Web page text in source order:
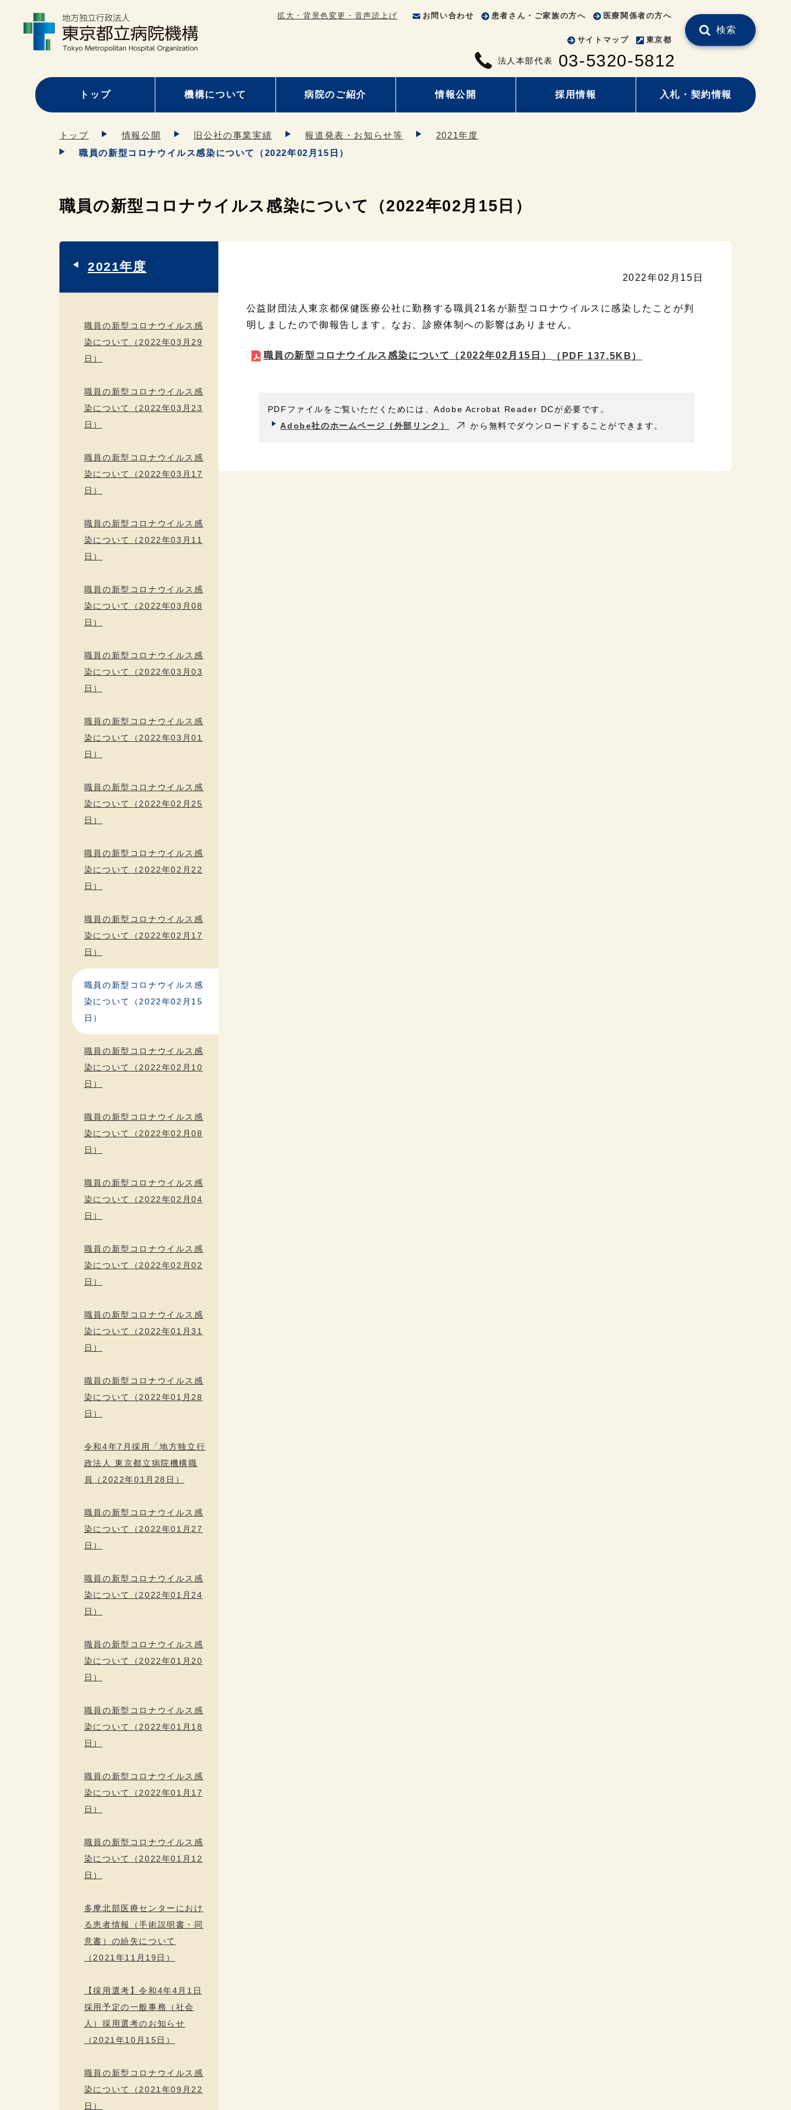
拡大・背景色変更・音声読上げ お問い合わせ 患者さん・ご家族の方へ 医療関係者の方へ
サイトマップ 東京都
法人本部代表 03-5320-5812
検索
トップ 機構について 病院のご紹介 情報公開 採用情報 入札・契約情報
トップ 情報公開 旧公社の事業実績 報道発表・お知らせ等
2021年度
職員の新型コロナウイルス感染について（2022年02月15日）
職員の新型コロナウイルス感染について（2022年02月15日）
2022年02月15日
公益財団法人東京都保健医療公社に勤務する職員21名が新型コロナウイルスに感染したことが判
明しましたので御報告します。なお、診療体制への影響はありません。
職員の新型コロナウイルス感染について（2022年02月15日） （PDF 137.5KB）
PDFファイルをご覧いただくためには、Adobe Acrobat Reader DCが必要です。
Adobe社のホームページ（外部リンク）
から無料でダウンロードすることができます。
2021年度
職員の新型コロナウイルス感
染について（2022年03月29
日）
職員の新型コロナウイルス感
染について（2022年03月23
日）
職員の新型コロナウイルス感
染について（2022年03月17
日）
職員の新型コロナウイルス感
染について（2022年03月11
日）
職員の新型コロナウイルス感
染について（2022年03月08
日）
職員の新型コロナウイルス感
染について（2022年03月03
日）
職員の新型コロナウイルス感
染について（2022年03月01
日）
職員の新型コロナウイルス感
染について（2022年02月25
日）
職員の新型コロナウイルス感
染について（2022年02月22
日）
職員の新型コロナウイルス感
染について（2022年02月17
日）
職員の新型コロナウイルス感
染について（2022年02月15
日）
職員の新型コロナウイルス感
染について（2022年02月10
日）
職員の新型コロナウイルス感
染について（2022年02月08
日）
職員の新型コロナウイルス感
染について（2022年02月04
日）
職員の新型コロナウイルス感
染について（2022年02月02
日）
職員の新型コロナウイルス感
染について（2022年01月31
日）
職員の新型コロナウイルス感
染について（2022年01月28
日）
令和4年7月採用「地方独立行
政法人 東京都立病院機構職
員（2022年01月28日）
職員の新型コロナウイルス感
染について（2022年01月27
日）
職員の新型コロナウイルス感
染について（2022年01月24
日）
職員の新型コロナウイルス感
染について（2022年01月20
日）
職員の新型コロナウイルス感
染について（2022年01月18
日）
職員の新型コロナウイルス感
染について（2022年01月17
日）
職員の新型コロナウイルス感
染について（2022年01月12
日）
多摩北部医療センターにおけ
る患者情報（手術説明書・同
意書）の紛失について
（2021年11月19日）
【採用選考】令和4年4月1日
採用予定の一般事務（社会
人）採用選考のお知らせ
（2021年10月15日）
職員の新型コロナウイルス感
染について（2021年09月22
日）